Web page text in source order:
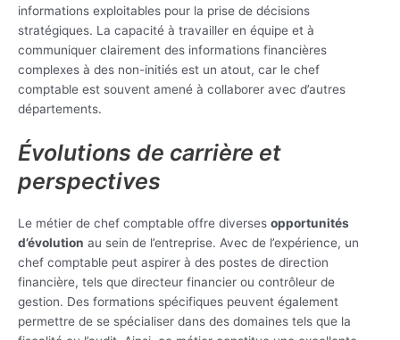
informations exploitables pour la prise de décisions
stratégiques. La capacité à travailler en équipe et à
communiquer clairement des informations financières
complexes à des non-initiés est un atout, car le chef
comptable est souvent amené à collaborer avec d’autres
départements.
Évolutions de carrière et
perspectives
Le métier de chef comptable offre diverses opportunités
d’évolution au sein de l’entreprise. Avec de l’expérience, un
chef comptable peut aspirer à des postes de direction
financière, tels que directeur financier ou contrôleur de
gestion. Des formations spécifiques peuvent également
permettre de se spécialiser dans des domaines tels que la